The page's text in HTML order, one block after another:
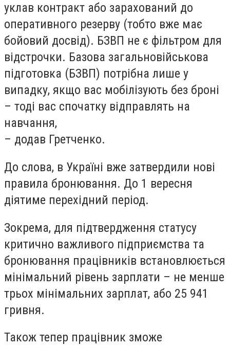
уклав контракт або зарахований до
оперативного резерву (тобто вже має
бойовий досвід). БЗВП не є фільтром для
відстрочки. Базова загальновійськова
підготовка (БЗВП) потрібна лише у
випадку, якщо вас мобілізують без броні
– тоді вас спочатку відправлять на
навчання,
– додав Гретченко.
До слова, в Україні вже затвердили нові
правила бронювання. До 1 вересня
діятиме перехідний період.
Зокрема, для підтвердження статусу
критично важливого підприємства та
бронювання працівників встановлюється
мінімальний рівень зарплати – не менше
трьох мінімальних зарплат, або 25 941
гривня.
Також тепер працівник зможе